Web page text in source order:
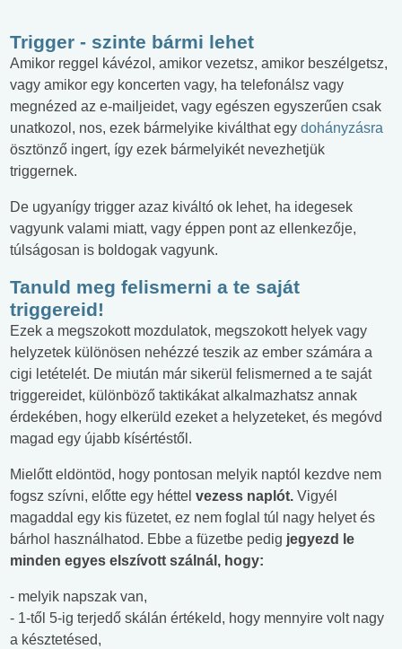
Trigger - szinte bármi lehet
Amikor reggel kávézol, amikor vezetsz, amikor beszélgetsz,
vagy amikor egy koncerten vagy, ha telefonálsz vagy
megnézed az e-mailjeidet, vagy egészen egyszerűen csak
unatkozol, nos, ezek bármelyike kiválthat egy dohányzásra
ösztönző ingert, így ezek bármelyikét nevezhetjük
triggernek.
De ugyanígy trigger azaz kiváltó ok lehet, ha idegesek
vagyunk valami miatt, vagy éppen pont az ellenkezője,
túlságosan is boldogak vagyunk.
Tanuld meg felismerni a te saját
triggereid!
Ezek a megszokott mozdulatok, megszokott helyek vagy
helyzetek különösen nehézzé teszik az ember számára a
cigi letételét. De miután már sikerül felismerned a te saját
triggereidet, különböző taktikákat alkalmazhatsz annak
érdekében, hogy elkerüld ezeket a helyzeteket, és megóvd
magad egy újabb kísértéstől.
Mielőtt eldöntöd, hogy pontosan melyik naptól kezdve nem
fogsz szívni, előtte egy héttel vezess naplót. Vigyél
magaddal egy kis füzetet, ez nem foglal túl nagy helyet és
bárhol használhatod. Ebbe a füzetbe pedig jegyezd le
minden egyes elszívott szálnál, hogy:
- melyik napszak van,
- 1-től 5-ig terjedő skálán értékeld, hogy mennyire volt nagy
a késztetésed,